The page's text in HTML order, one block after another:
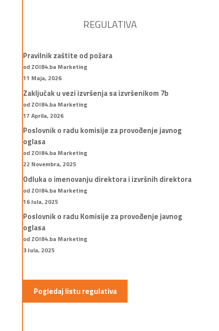
REGULATIVA
Pravilnik zaštite od požara
od ZOI84.ba Marketing
11 Maja, 2026
Zaključak u vezi izvršenja sa izvršenikom 7b
od ZOI84.ba Marketing
17 Aprila, 2026
Poslovnik o radu komisije za provođenje javnog
oglasa
od ZOI84.ba Marketing
22 Novembra, 2025
Odluka o imenovanju direktora i izvršnih direktora
od ZOI84.ba Marketing
16 Jula, 2025
Poslovnik o radu Komisije za provođenje javnog
oglasa
od ZOI84.ba Marketing
3 Jula, 2025
Pogledaj listu regulativa